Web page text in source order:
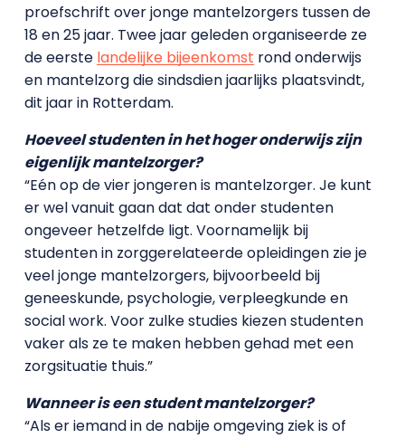
proefschrift over jonge mantelzorgers tussen de
18 en 25 jaar. Twee jaar geleden organiseerde ze
de eerste landelijke bijeenkomst rond onderwijs
en mantelzorg die sindsdien jaarlijks plaatsvindt,
dit jaar in Rotterdam.
Hoeveel studenten in het hoger onderwijs zijn
eigenlijk mantelzorger?
“Eén op de vier jongeren is mantelzorger. Je kunt
er wel vanuit gaan dat dat onder studenten
ongeveer hetzelfde ligt. Voornamelijk bij
studenten in zorggerelateerde opleidingen zie je
veel jonge mantelzorgers, bijvoorbeeld bij
geneeskunde, psychologie, verpleegkunde en
social work. Voor zulke studies kiezen studenten
vaker als ze te maken hebben gehad met een
zorgsituatie thuis.”
Wanneer is een student mantelzorger?
“Als er iemand in de nabije omgeving ziek is of